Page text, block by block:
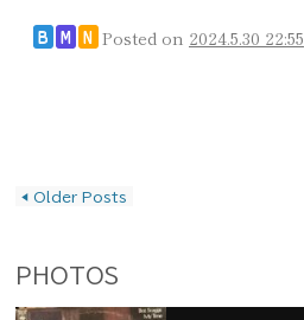
B M N Posted on 2024.5.30 22:55
◀ Older Posts
PHOTOS